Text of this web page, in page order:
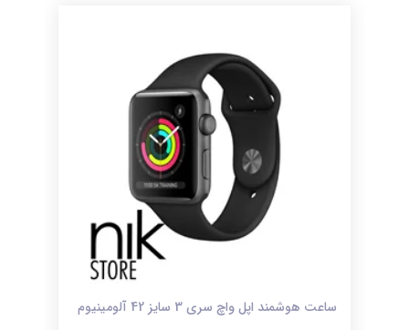
ساعت هوشمند اپل واچ سری 3 سایز 42 آلومینیوم